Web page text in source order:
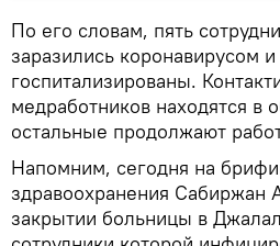
По его словам, пять
заразились коронавирусом
госпитализированы.
медработников находятся в
остальные продолжают
Напомним, сегодня на
здравоохранения Сабиржан
закрытии больницы в